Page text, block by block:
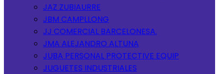
JAZ ZUBIAURRE
JBM CAMPLLONG
JJ COMERCIAL BARCELONESA.
JMA ALEJANDRO ALTUNA
JUBA PERSONAL PROTECTIVE EQUIP
JUGUETES INDUSTRIALES